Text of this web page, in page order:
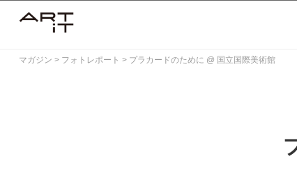
マガジン > フォトレポート > プラカードのために @ 国立国際美術館